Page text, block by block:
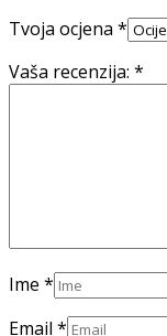
Tvoja ocjena *
Vaša recenzija: *
Ime *
Email *